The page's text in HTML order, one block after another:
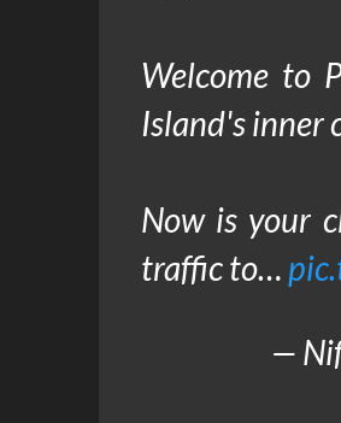
Welcome to
Island's inner
Now is your
traffic to…
—